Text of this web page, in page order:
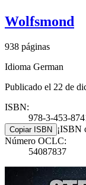
Wolfsmond
938 páginas
Idioma German
Publicado el 22 de
ISBN:
978-3-453-
Copiar ISBN
¡ISBN
Número OCLC:
54087837